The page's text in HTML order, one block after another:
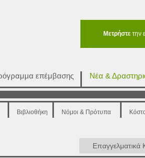
Μετρήστετην
επέμβασης Νέα &
Βιβλιοθήκη Νόμοι & Πρότυπα
Επαγγελματικά